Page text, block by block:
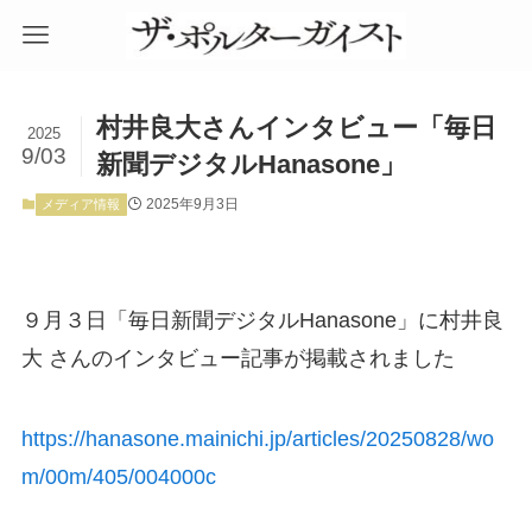
村井良大さんインタビュー「毎日
新聞デジタルHanasone」
2025
9/03
メディア情報 2025年9月3日
９月３日「毎日新聞デジタルHanasone」に村井良
大 さんのインタビュー記事が掲載されました
https://hanasone.mainichi.jp/articles/20250828/wo
m/00m/405/004000c